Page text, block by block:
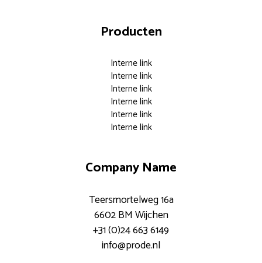
Producten
Interne link
Interne link
Interne link
Interne link
Interne link
Interne link
Company Name
Teersmortelweg 16a
6602 BM Wijchen
+31 (0)24 663 6149
info@prode.nl